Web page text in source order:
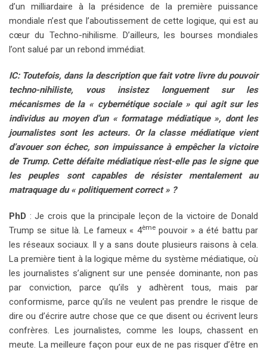
d’un milliardaire à la présidence de la première puissance
mondiale n’est que l’aboutissement de cette logique, qui est au
cœur du Techno-nihilisme. D’ailleurs, les bourses mondiales
l’ont salué par un rebond immédiat.
IC: Toutefois, dans la description que fait votre livre du pouvoir
techno-nihiliste, vous insistez longuement sur les
mécanismes de la « cybernétique sociale » qui agit sur les
individus au moyen d’un « formatage médiatique », dont les
journalistes sont les acteurs. Or la classe médiatique vient
d’avouer son échec, son impuissance à empêcher la victoire
de Trump. Cette défaite médiatique n’est-elle pas le signe que
les peuples sont capables de résister mentalement au
matraquage du « politiquement correct » ?
PhD : Je crois que la principale leçon de la victoire de Donald
Trump se situe là. Le fameux « 4èmepouvoir » a été battu par
les réseaux sociaux. Il y a sans doute plusieurs raisons à cela.
La première tient à la logique même du système médiatique, où
les journalistes s’alignent sur une pensée dominante, non pas
par conviction, parce qu’ils y adhèrent tous, mais par
conformisme, parce qu’ils ne veulent pas prendre le risque de
dire ou d’écrire autre chose que ce que disent ou écrivent leurs
confrères. Les journalistes, comme les loups, chassent en
meute. La meilleure façon pour eux de ne pas risquer d’être en